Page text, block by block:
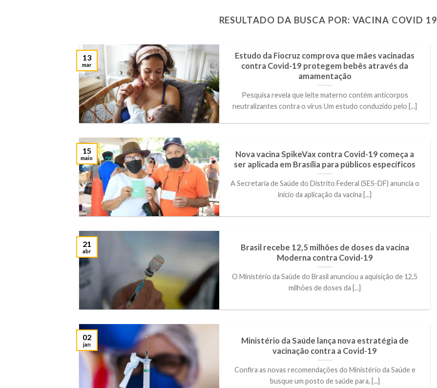
RESULTADO DA BUSCA POR: VACINA COVID 19
Estudo da Fiocruz comprova que mães vacinadas
contra Covid-19 protegem bebês através da
amamentação
Pesquisa revela que leite materno contém anticorpos
neutralizantes contra o vírus Um estudo conduzido pelo [...]
13
mar
Nova vacina SpikeVax contra Covid-19 começa a
ser aplicada em Brasília para públicos específicos
A Secretaria de Saúde do Distrito Federal (SES-DF) anuncia o
início da aplicação da vacina [...]
15
maio
Brasil recebe 12,5 milhões de doses da vacina
Moderna contra Covid-19
O Ministério da Saúde do Brasil anunciou a aquisição de 12,5
milhões de doses da [...]
21
abr
Ministério da Saúde lança nova estratégia de
vacinação contra a Covid-19
Confira as novas recomendações do Ministério da Saúde e
busque um posto de saúde para, [...]
02
jan